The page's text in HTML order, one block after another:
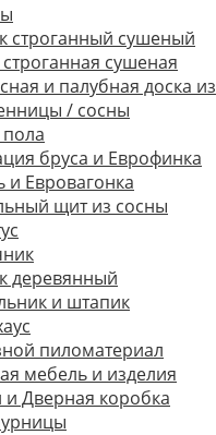
строганный сушеный
сушеная
и палубная доска из
/ сосны
бруса и Еврофинка
и Евровагонка
щит из сосны
деревянный
и штапик
пиломатериал
мебель и изделия
Дверная коробка